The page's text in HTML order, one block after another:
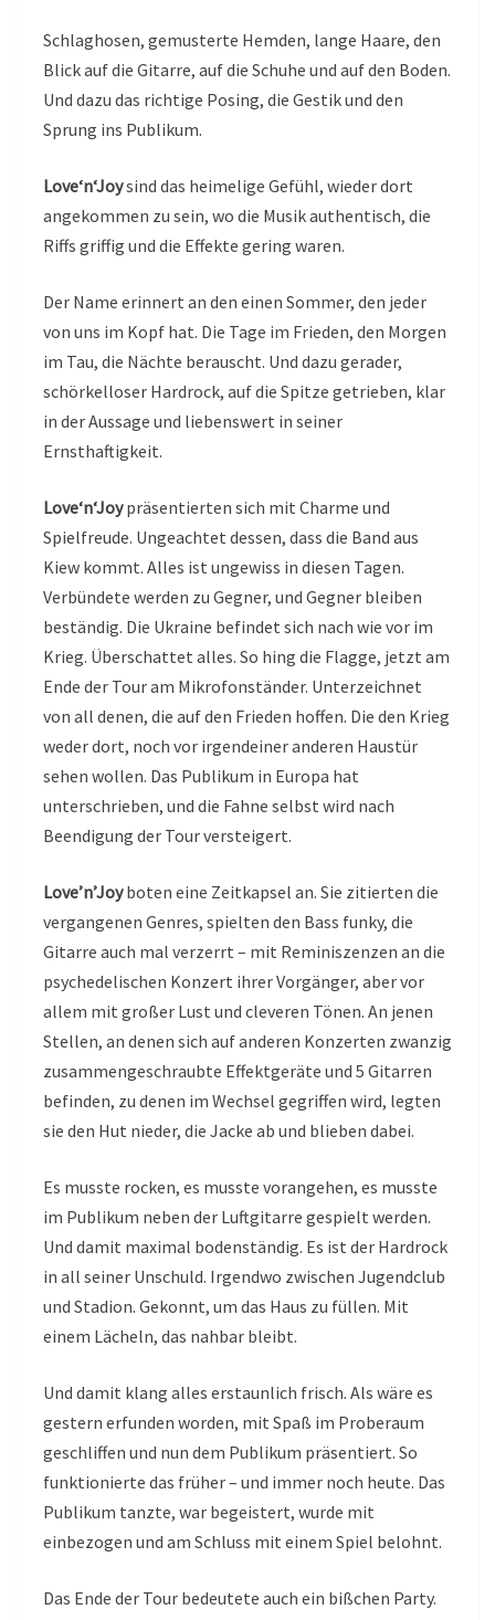
Schlaghosen, gemusterte Hemden, lange Haare, den
Blick auf die Gitarre, auf die Schuhe und auf den Boden.
Und dazu das richtige Posing, die Gestik und den
Sprung ins Publikum.
Love‘n‘Joysind das heimelige Gefühl, wieder dort
angekommen zu sein, wo die Musik authentisch, die
Riffs griffig und die Effekte gering waren.
Der Name erinnert an den einen Sommer, den jeder
von uns im Kopf hat. Die Tage im Frieden, den Morgen
im Tau, die Nächte berauscht. Und dazu gerader,
schörkelloser Hardrock, auf die Spitze getrieben, klar
in der Aussage und liebenswert in seiner
Ernsthaftigkeit.
Love‘n‘Joypräsentierten sich mit Charme und
Spielfreude. Ungeachtet dessen, dass die Band aus
Kiew kommt. Alles ist ungewiss in diesen Tagen.
Verbündete werden zu Gegner, und Gegner bleiben
beständig. Die Ukraine befindet sich nach wie vor im
Krieg. Überschattet alles. So hing die Flagge, jetzt am
Ende der Tour am Mikrofonständer. Unterzeichnet
von all denen, die auf den Frieden hoffen. Die den Krieg
weder dort, noch vor irgendeiner anderen Haustür
sehen wollen. Das Publikum in Europa hat
unterschrieben, und die Fahne selbst wird nach
Beendigung der Tour versteigert.
Love’n’Joyboten eine Zeitkapsel an. Sie zitierten die
vergangenen Genres, spielten den Bass funky, die
Gitarre auch mal verzerrt – mit Reminiszenzen an die
psychedelischen Konzert ihrer Vorgänger, aber vor
allem mit großer Lust und cleveren Tönen. An jenen
Stellen, an denen sich auf anderen Konzerten zwanzig
zusammengeschraubte Effektgeräte und 5 Gitarren
befinden, zu denen im Wechsel gegriffen wird, legten
sie den Hut nieder, die Jacke ab und blieben dabei.
Es musste rocken, es musste vorangehen, es musste
im Publikum neben der Luftgitarre gespielt werden.
Und damit maximal bodenständig. Es ist der Hardrock
in all seiner Unschuld. Irgendwo zwischen Jugendclub
und Stadion. Gekonnt, um das Haus zu füllen. Mit
einem Lächeln, das nahbar bleibt.
Und damit klang alles erstaunlich frisch. Als wäre es
gestern erfunden worden, mit Spaß im Proberaum
geschliffen und nun dem Publikum präsentiert. So
funktionierte das früher – und immer noch heute. Das
Publikum tanzte, war begeistert, wurde mit
einbezogen und am Schluss mit einem Spiel belohnt.
Das Ende der Tour bedeutete auch ein bißchen Party.